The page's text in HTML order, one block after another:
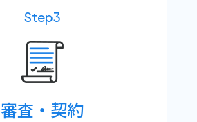
Step3
審査・契約